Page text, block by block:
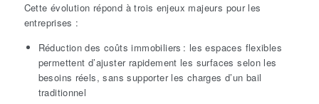
Cette évolution répond à trois enjeux majeurs pour les
entreprises :
Réduction des coûts immobiliers : les espaces flexibles
permettent d’ajuster rapidement les surfaces selon les
besoins réels, sans supporter les charges d’un bail
traditionnel